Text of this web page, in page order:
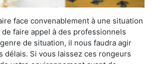
face convenablement à une situation
faire appel à des professionnels
de situation, il nous faudra agir
délais. Si vous laissez ces rongeurs